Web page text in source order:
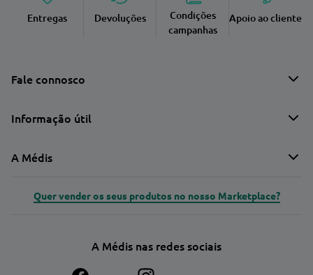
Entregas Devoluções
Condições
campanhas
Apoio ao cliente
Fale connosco
Informação útil
A Médis
Quer vender os seus produtos no nosso Marketplace?
A Médis nas redes sociais